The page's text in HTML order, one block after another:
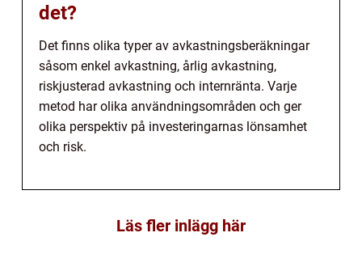
det?
Det finns olika typer av avkastningsberäkningar
såsom enkel avkastning, årlig avkastning,
riskjusterad avkastning och internränta. Varje
metod har olika användningsområden och ger
olika perspektiv på investeringarnas lönsamhet
och risk.
Läs fler inlägg här